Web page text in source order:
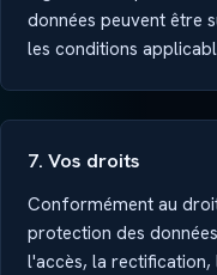
données peuvent être
les conditions
7. Vos droits
Conformément au
protection des
l'accès, la